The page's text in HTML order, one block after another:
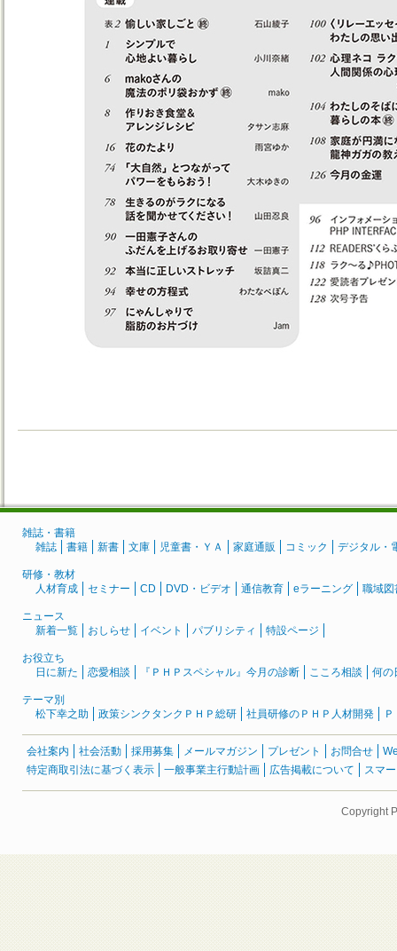
雑誌・書籍
雑誌
書籍 新書 文庫 児童書・ＹＡ 家庭通販 コミック デジタル・
研修・教材
人材育成
セミナー CD DVD・ビデオ 通信教育 eラーニング 職域図
ニュース
新着一覧
おしらせ イベント パブリシティ 特設ページ
お役立ち
日に新た
恋愛相談 『ＰＨＰスペシャル』今月の診断 こころ相談 何の
テーマ別
松下幸之助
政策シンクタンクＰＨＰ総研 社員研修のＰＨＰ人材開発
会社案内 社会活動 採用募集 メールマガジン プレゼント お問合せ
特定商取引法に基づく表示
一般事業主行動計画 広告掲載について スマ
Copyright